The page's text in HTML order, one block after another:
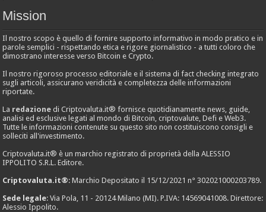
Mission
Il nostro scopo è quello di fornire supporto informativo in modo pratico e in
parole semplici - rispettando etica e rigore giornalistico - a tutti coloro che
dimostrano interesse verso Bitcoin e Crypto.
Il nostro rigoroso processo editoriale e il sistema di fact checking integrato
sugli articoli, assicurano veridicità e completezza delle informazioni
riportate.
La redazione di Criptovaluta.it® fornisce quotidianamente news, guide,
analisi ed esclusive legati al mondo di Bitcoin, criptovalute, Defi e Web3.
Tutte le informazioni contenute su questo sito non costituiscono consigli e
solleciti all'investimento.
Criptovaluta.it® è un marchio registrato di proprietà della ALESSIO
IPPOLITO S.R.L. Editore.
Criptovaluta.it®: Marchio Depositato il 15/12/2021 n° 302021000203789.
Sede legale: Via Pola, 11 - 20124 Milano (MI). P.IVA: 14569041008. Direttore:
Alessio Ippolito.